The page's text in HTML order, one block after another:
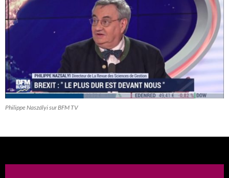
Philippe Naszályi sur BFM TV